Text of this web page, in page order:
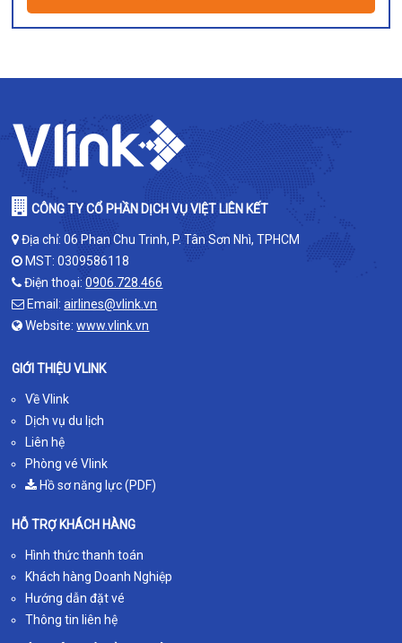
CÔNG TY CỔ PHẦN DỊCH VỤ VIỆT LIÊN KẾT
Địa chỉ: 06 Phan Chu Trinh, P. Tân Sơn Nhì, TPHCM
MST: 0309586118
Điện thoại:0906.728.466
Email:airlines@vlink.vn
Website:www.vlink.vn
GIỚI THIỆU VLINK
Về Vlink
Dịch vụ du lịch
Liên hệ
Phòng vé Vlink
Hồ sơ năng lực (PDF)
HỖ TRỢ KHÁCH HÀNG
Hình thức thanh toán
Khách hàng Doanh Nghiệp
Hướng dẫn đặt vé
Thông tin liên hệ